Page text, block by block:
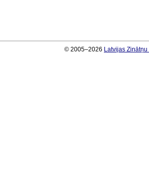
© 2005–2026 Latvijas